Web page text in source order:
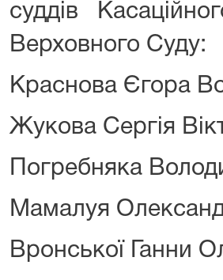
суддів
Верховного Суду:
Краснова Єгора
Жукова Сергія
Погребняка
Мамалуя
Вронської Ганни